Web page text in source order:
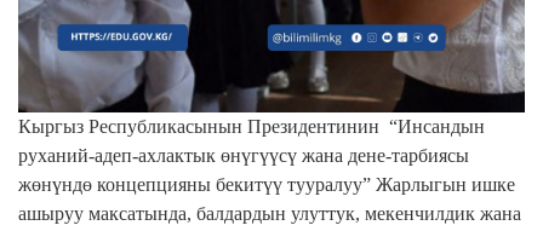
Кыргыз Республикасынын Президентинин “Инсандын
руханий-адеп-ахлактык өнүгүүсү жана дене-тарбиясы
жөнүндө концепцияны бекитүү тууралуу” Жарлыгын ишке
ашыруу максатында, балдардын улуттук, мекенчилдик жана